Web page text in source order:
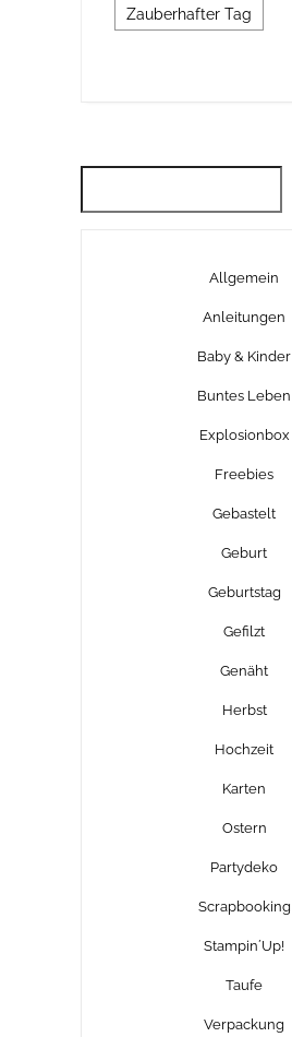
Zauberhafter Tag
Allgemein
Anleitungen
Baby & Kinder
Buntes Leben
Explosionbox
Freebies
Gebastelt
Geburt
Geburtstag
Gefilzt
Genäht
Herbst
Hochzeit
Karten
Ostern
Partydeko
Scrapbooking
Stampin´Up!
Taufe
Verpackung